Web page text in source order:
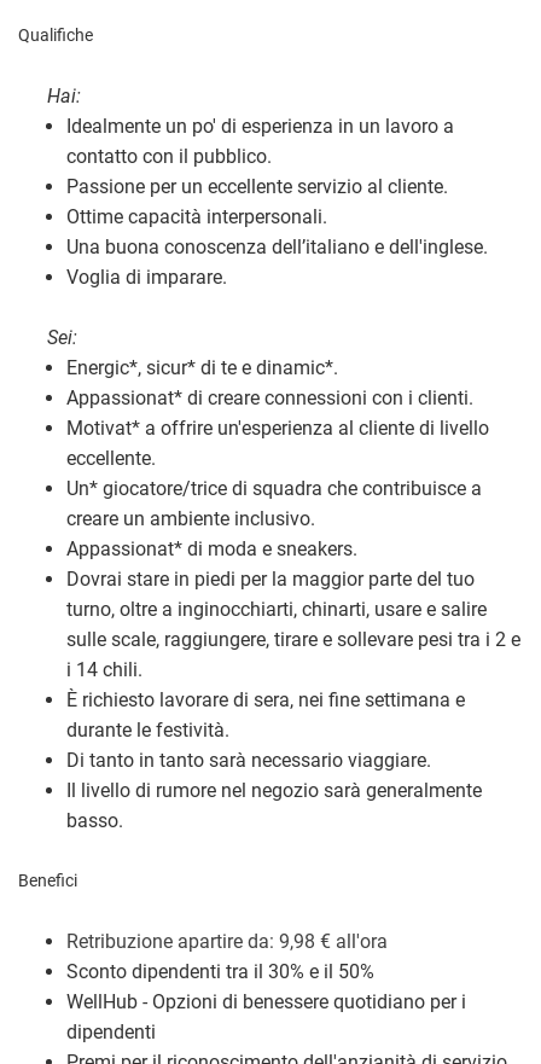
Qualifiche
Hai:
Idealmente un po' di esperienza in un lavoro a
contatto con il pubblico.
Passione per un eccellente servizio al cliente.
Ottime capacità interpersonali.
Una buona conoscenza dell’italiano e dell'inglese.
Voglia di imparare.
Sei:
Energic*, sicur* di te e dinamic*.
Appassionat* di creare connessioni con i clienti.
Motivat* a offrire un'esperienza al cliente di livello
eccellente.
Un* giocatore/trice di squadra che contribuisce a
creare un ambiente inclusivo.
Appassionat* di moda e sneakers.
Dovrai stare in piedi per la maggior parte del tuo
turno, oltre a inginocchiarti, chinarti, usare e salire
sulle scale, raggiungere, tirare e sollevare pesi tra i 2 e
i 14 chili.
È richiesto lavorare di sera, nei fine settimana e
durante le festività.
Di tanto in tanto sarà necessario viaggiare.
Il livello di rumore nel negozio sarà generalmente
basso.
Benefici
Retribuzione apartire da: 9,98 € all'ora
Sconto dipendenti tra il 30% e il 50%
WellHub - Opzioni di benessere quotidiano per i
dipendenti